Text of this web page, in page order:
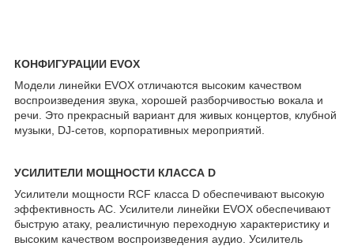
КОНФИГУРАЦИИ EVOX
Модели линейки EVOX отличаются высоким качеством
воспроизведения звука, хорошей разборчивостью вокала и
речи. Это прекрасный вариант для живых концертов, клубной
музыки, DJ-сетов, корпоративных мероприятий.
УСИЛИТЕЛИ МОЩНОСТИ КЛАССА D
Усилители мощности RCF класса D обеспечивают высокую
эффективность АС. Усилители линейки EVOX обеспечивают
быструю атаку, реалистичную переходную характеристику и
высоким качеством воспроизведения аудио. Усилитель